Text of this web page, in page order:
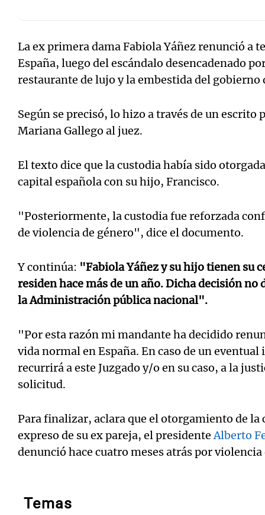
La ex primera dama Fabiola Yáñez renunció a
España, luego del escándalo desencadenado
restaurante de lujo y la embestida del
Según se precisó, lo hizo a través de un escrito
Mariana Gallego al juez.
El texto dice que la custodia había sido
capital española con su hijo, Francisco.
"Posteriormente, la custodia fue reforzada
de violencia de género", dice el documento.
Y continúa: "Fabiola Yáñez y su hijo tienen su
residen hace más de un año. Dicha decisión
la Administración pública nacional".
"Por esta razón mi mandante ha decidido
vida normal en España. En caso de un
recurrirá a este Juzgado y/o en su caso, a la
solicitud.
Para finalizar, aclara que el otorgamiento de la
expreso de su ex pareja, el presidenteAlberto
denunció hace cuatro meses atrás por violencia
Temas
Notas
Editorial
Notas
Mundial 2026 La